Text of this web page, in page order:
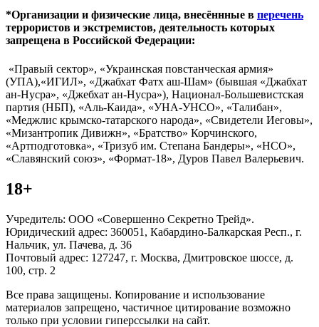
*Организации и физические лица, внесённные в перечень
террористов и экстремистов, деятельность которых
запрещена в Российской Федерации:
«Правый сектор», «Украинская повстанческая армия»
(УПА),«ИГИЛ», «Джабхат Фатх аш-Шам» (бывшая «Джабхат
ан-Нусра», «Джебхат ан-Нусра»), Национал-Большевистская
партия (НБП), «Аль-Каида», «УНА-УНСО», «Талибан»,
«Меджлис крымско-татарского народа», «Свидетели Иеговы»,
«Мизантропик Дивижн», «Братство» Корчинского,
«Артподготовка», «Тризуб им. Степана Бандеры», «НСО»,
«Славянский союз», «Формат-18», Дуров Павел Валерьевич.
18+
Учредитель: ООО «Совершенно Секретно Трейд».
Юридический адрес: 360051, Кабардино-Балкарская Респ., г.
Нальчик, ул. Пачева, д. 36
Почтовый адрес: 127247, г. Москва, Дмитровское шоссе, д.
100, стр. 2
Все права защищены. Копирование и использование
материалов запрещено, частичное цитирование возможно
только при условии гиперссылки на сайт.